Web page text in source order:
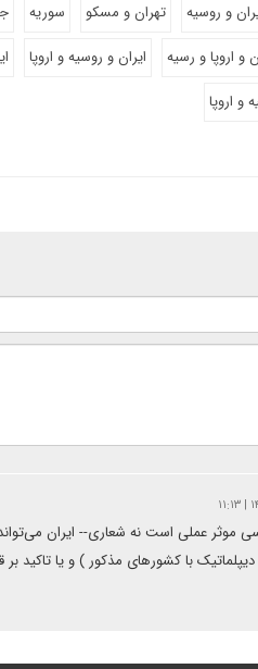
و روسیه تهران و مسکو سوریه
و اروپا و رسیه ایران و روسیه و اروپا
و اروپا
موثر عملی است نه شعاری-- ایران
با کشورهای مذکور ) و یا تاکید